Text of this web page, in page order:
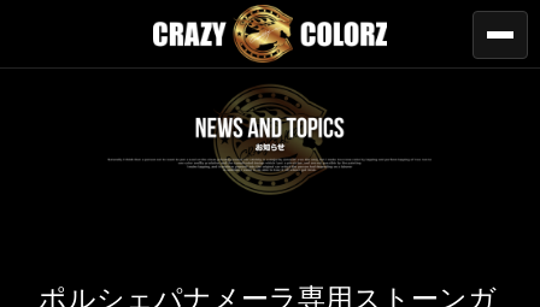
ポルシェパナメーラ専用ストーンガ